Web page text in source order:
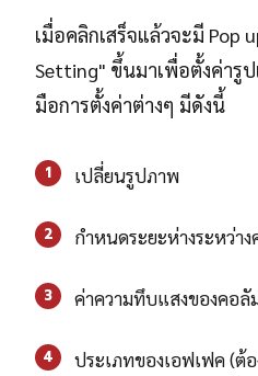
เมื่อคลิกเสร็จแล้วจะมี Pop
Setting" ขึ้นมาเพื่อตั้งค่ารู
มือการตั้งค่าต่างๆ มีดังนี้
1 เปลี่ยนรูปภาพ
2 กำหนดระยะห่างระหว่า
3 ค่าความทึบแสงของคอลั
4
ประเภทของเอฟเฟค (ต้